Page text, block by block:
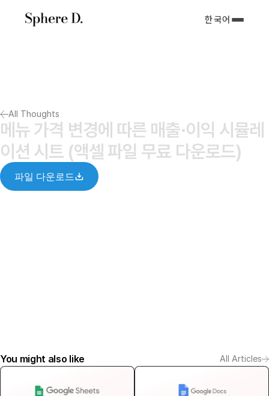
한국어
Notify me
All Thoughts
메뉴 가격 변경에 따른 매출·이익 시뮬레
이션 시트 (액셀 파일 무료 다운로드)
파일 다운로드
You might also like All Articles